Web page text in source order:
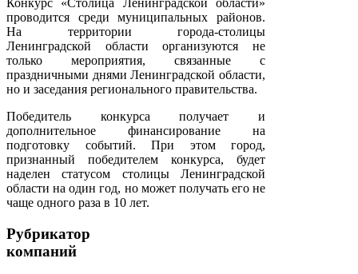
проводится среди муниципальных районов.
На территории города-столицы
Ленинградской области организуются не
только мероприятия, связанные с
праздничными днями Ленинградской области,
но и заседания регионального правительства.
Победитель конкурса получает и
дополнительное финансирование на
подготовку событий. При этом город,
признанный победителем конкурса, будет
наделен статусом столицы Ленинградской
области на один год, но может получать его не
чаще одного раза в 10 лет.
Рубрикатор
компаний